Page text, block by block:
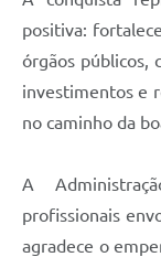
positiva:
órgãos públicos,
investimentos e
no caminho da
A
profissionais
agradece o